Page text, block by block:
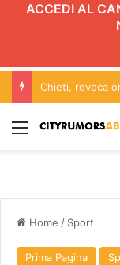
ACCEDI AL
Chieti, revoca
Menu
Home / Sport
Prima Pagina